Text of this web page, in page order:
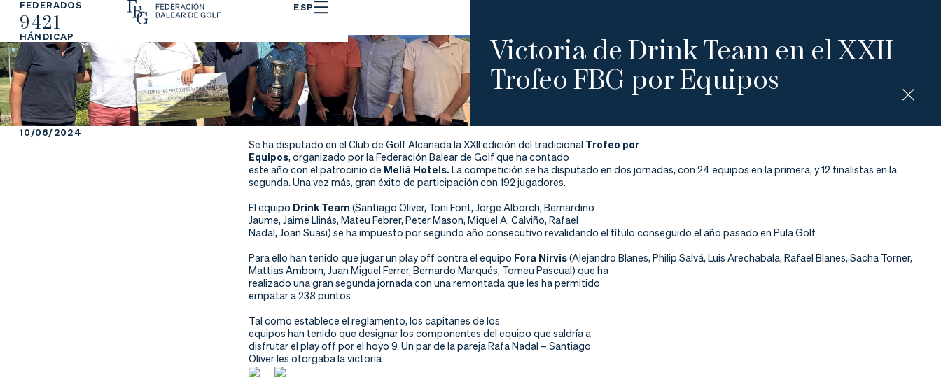
FEDERADOS
9421
HÁNDICAP
ESP
La
Fe
de
ra
Fe
de
ra
rs
Ju
ga
r
Victoria de Drink Team en el XXII
Trofeo FBG por Equipos
10/06/2024
Se ha disputado en el Club de Golf Alcanada la XXII edición del tradicional Trofeo por
Equipos, organizado por la Federación Balear de Golf que ha contado
este año con el patrocinio de Meliá Hotels. La competición se ha disputado en dos jornadas, con 24 equipos en la primera, y 12 finalistas en la
segunda. Una vez más, gran éxito de participación con 192 jugadores.
El equipo Drink Team (Santiago Oliver, Toni Font, Jorge Alborch, Bernardino
Jaume, Jaime Llinás, Mateu Febrer, Peter Mason, Miquel A. Calviño, Rafael
Nadal, Joan Suasi) se ha impuesto por segundo año consecutivo revalidando el título conseguido el año pasado en Pula Golf.
Para ello han tenido que jugar un play off contra el equipo Fora Nirvis(Alejandro Blanes, Philip Salvá, Luis Arechabala, Rafael Blanes, Sacha Torner,
Mattias Amborn, Juan Miguel Ferrer, Bernardo Marqués, Tomeu Pascual) que ha
realizado una gran segunda jornada con una remontada que les ha permitido
empatar a 238 puntos.
Tal como establece el reglamento, los capitanes de los
equipos han tenido que designar los componentes del equipo que saldría a
disfrutar el play off por el hoyo 9. Un par de la pareja Rafa Nadal – Santiago
Oliver les otorgaba la victoria.